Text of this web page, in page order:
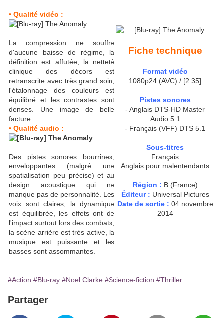
• Qualité vidéo :
La compression ne souffre
d'aucune baisse de régime, la
définition est affutée, la netteté
clinique des décors est
retranscrite avec très grand soin,
l'étalonnage des couleurs est
équilibré et les contrastes sont
denses. Une image de belle
facture.
• Qualité audio :
Des pistes sonores bourrines,
enveloppantes (malgré une
spatialisation peu précise) et au
design acoustique qui ne
manque pas de personnalité. Les
voix sont claires, la dynamique
est équilibrée, les effets ont de
l'impact surtout lors des combats,
la scène arrière est très active, la
musique est puissante et les
basses sont assommantes.
Fiche technique
Format vidéo
1080p24 (AVC) / [2.35]
Pistes sonores
- Anglais DTS-HD Master
Audio 5.1
- Français (VFF) DTS 5.1
Sous-titres
Français
Anglais pour malentendants
Région : B (France)
Éditeur : Universal Pictures
Date de sortie : 04 novembre
2014
#Action #Blu-ray #Noel Clarke #Science-fiction #Thriller
Partager